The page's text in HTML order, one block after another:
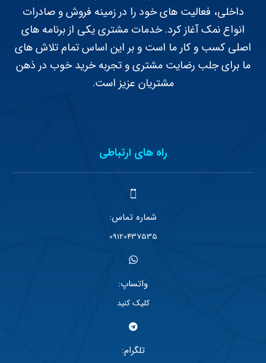
داخلی، فعالیت های خود را در زمینه فروش و صادرات
انواع نمک آغاز کرد. خدمات مشتری یکی از برنامه های
اصلی کسب و کار ما است و بر این اساس تمام تلاش های
ما برای جلب رضایت مشتری و تجربه خرید خوب در ذهن
مشتریان عزیز است.
راه های ارتباطی
شماره تماس:
09120437535
واتساپ:
کلیک کنید
تلگرام: